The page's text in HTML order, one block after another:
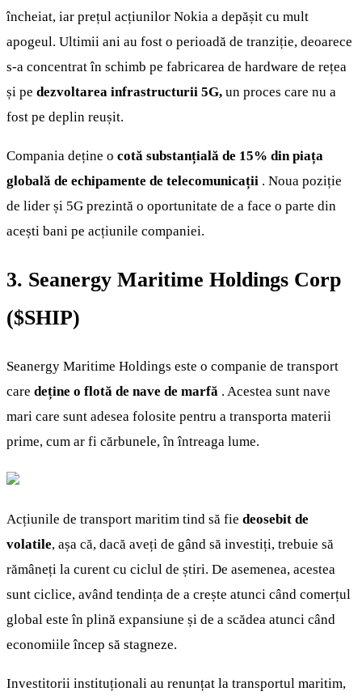
încheiat, iar prețul acțiunilor Nokia a depășit cu mult
apogeul. Ultimii ani au fost o perioadă de tranziție, deoarece
s-a concentrat în schimb pe fabricarea de hardware de rețea
și pe dezvoltarea infrastructurii 5G, un proces care nu a
fost pe deplin reușit.
Compania deține o cotă substanțială de 15% din piața
globală de echipamente de telecomunicații . Noua poziție
de lider și 5G prezintă o oportunitate de a face o parte din
acești bani pe acțiunile companiei.
3. Seanergy Maritime Holdings Corp
($SHIP)
Seanergy Maritime Holdings este o companie de transport
care deține o flotă de nave de marfă . Acestea sunt nave
mari care sunt adesea folosite pentru a transporta materii
prime, cum ar fi cărbunele, în întreaga lume.
Acțiunile de transport maritim tind să fie deosebit de
volatile, așa că, dacă aveți de gând să investiți, trebuie să
rămâneți la curent cu ciclul de știri. De asemenea, acestea
sunt ciclice, având tendința de a crește atunci când comerțul
global este în plină expansiune și de a scădea atunci când
economiile încep să stagneze.
Investitorii instituționali au renunțat la transportul maritim,